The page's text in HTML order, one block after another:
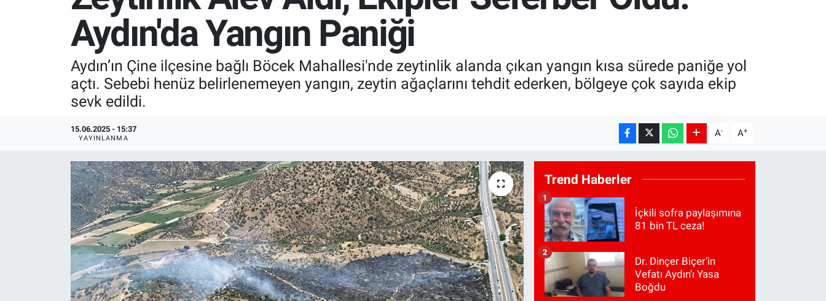
Aydın'da Yangın Paniği
Aydın’ın Çine ilçesine bağlı Böcek Mahallesi'nde zeytinlik alanda çıkan yangın kısa sürede paniğe yol
açtı. Sebebi henüz belirlenemeyen yangın, zeytin ağaçlarını tehdit ederken, bölgeye çok sayıda ekip
sevk edildi.
15.06.2025 - 15:37
YAYINLANMA A- A+
Trend Haberler
İçkili sofra paylaşımına
81 bin TL ceza!
1
Dr. Dinçer Biçer’in
Vefatı Aydın’ı Yasa
Boğdu
2
RESMİ İLANLAR